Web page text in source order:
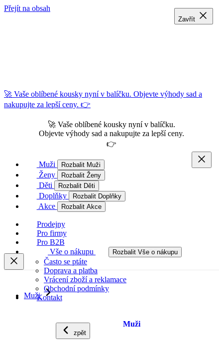
Přejít na obsah
🚀 Vaše oblíbené kousky nyní v balíčku. Objevte výhody sad a
nakupujte za lepší ceny. 👉
🚀 Vaše oblíbené kousky nyní v balíčku.
Objevte výhody sad a nakupujte za lepší ceny.
👉
Muži Rozbalit Muži
Ženy Rozbalit Ženy
Děti Rozbalit Děti
Doplňky Rozbalit Doplňky
Akce Rozbalit Akce
Prodejny
Pro firmy
Pro B2B
Vše o nákupu
Rozbalit Vše o nákupu
Často se ptáte
Doprava a platba
Vrácení zboží a reklamace
Obchodní podmínky
Kontakt
Muži
zpět
Muži
Zavřít
Zavřít
Zavřít